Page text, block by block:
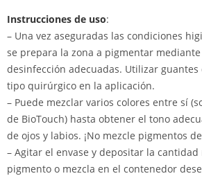
Instrucciones de uso:
– Una vez aseguradas las condiciones
se prepara la zona a pigmentar
desinfección adecuadas. Utilizar guantes
tipo quirúrgico en la aplicación.
– Puede mezclar varios colores entre sí
de BioTouch) hasta obtener el tono
de ojos y labios. ¡No mezcle pigmentos
– Agitar el envase y depositar la cantidad
pigmento o mezcla en el contenedor